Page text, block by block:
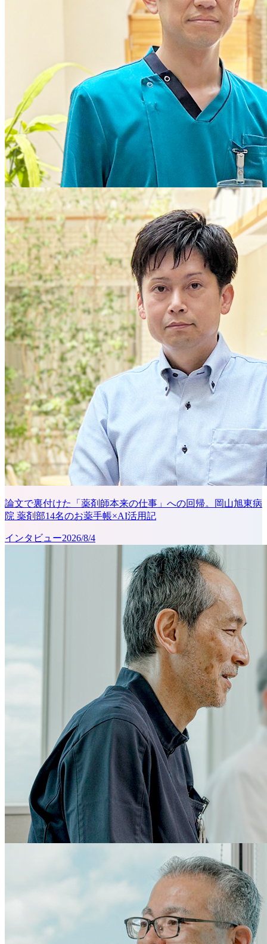
論文で裏付けた「薬剤師本来の仕事」への回帰。岡山旭東病
院 薬剤部14名のお薬手帳×AI活用記
インタビュー2026/8/4